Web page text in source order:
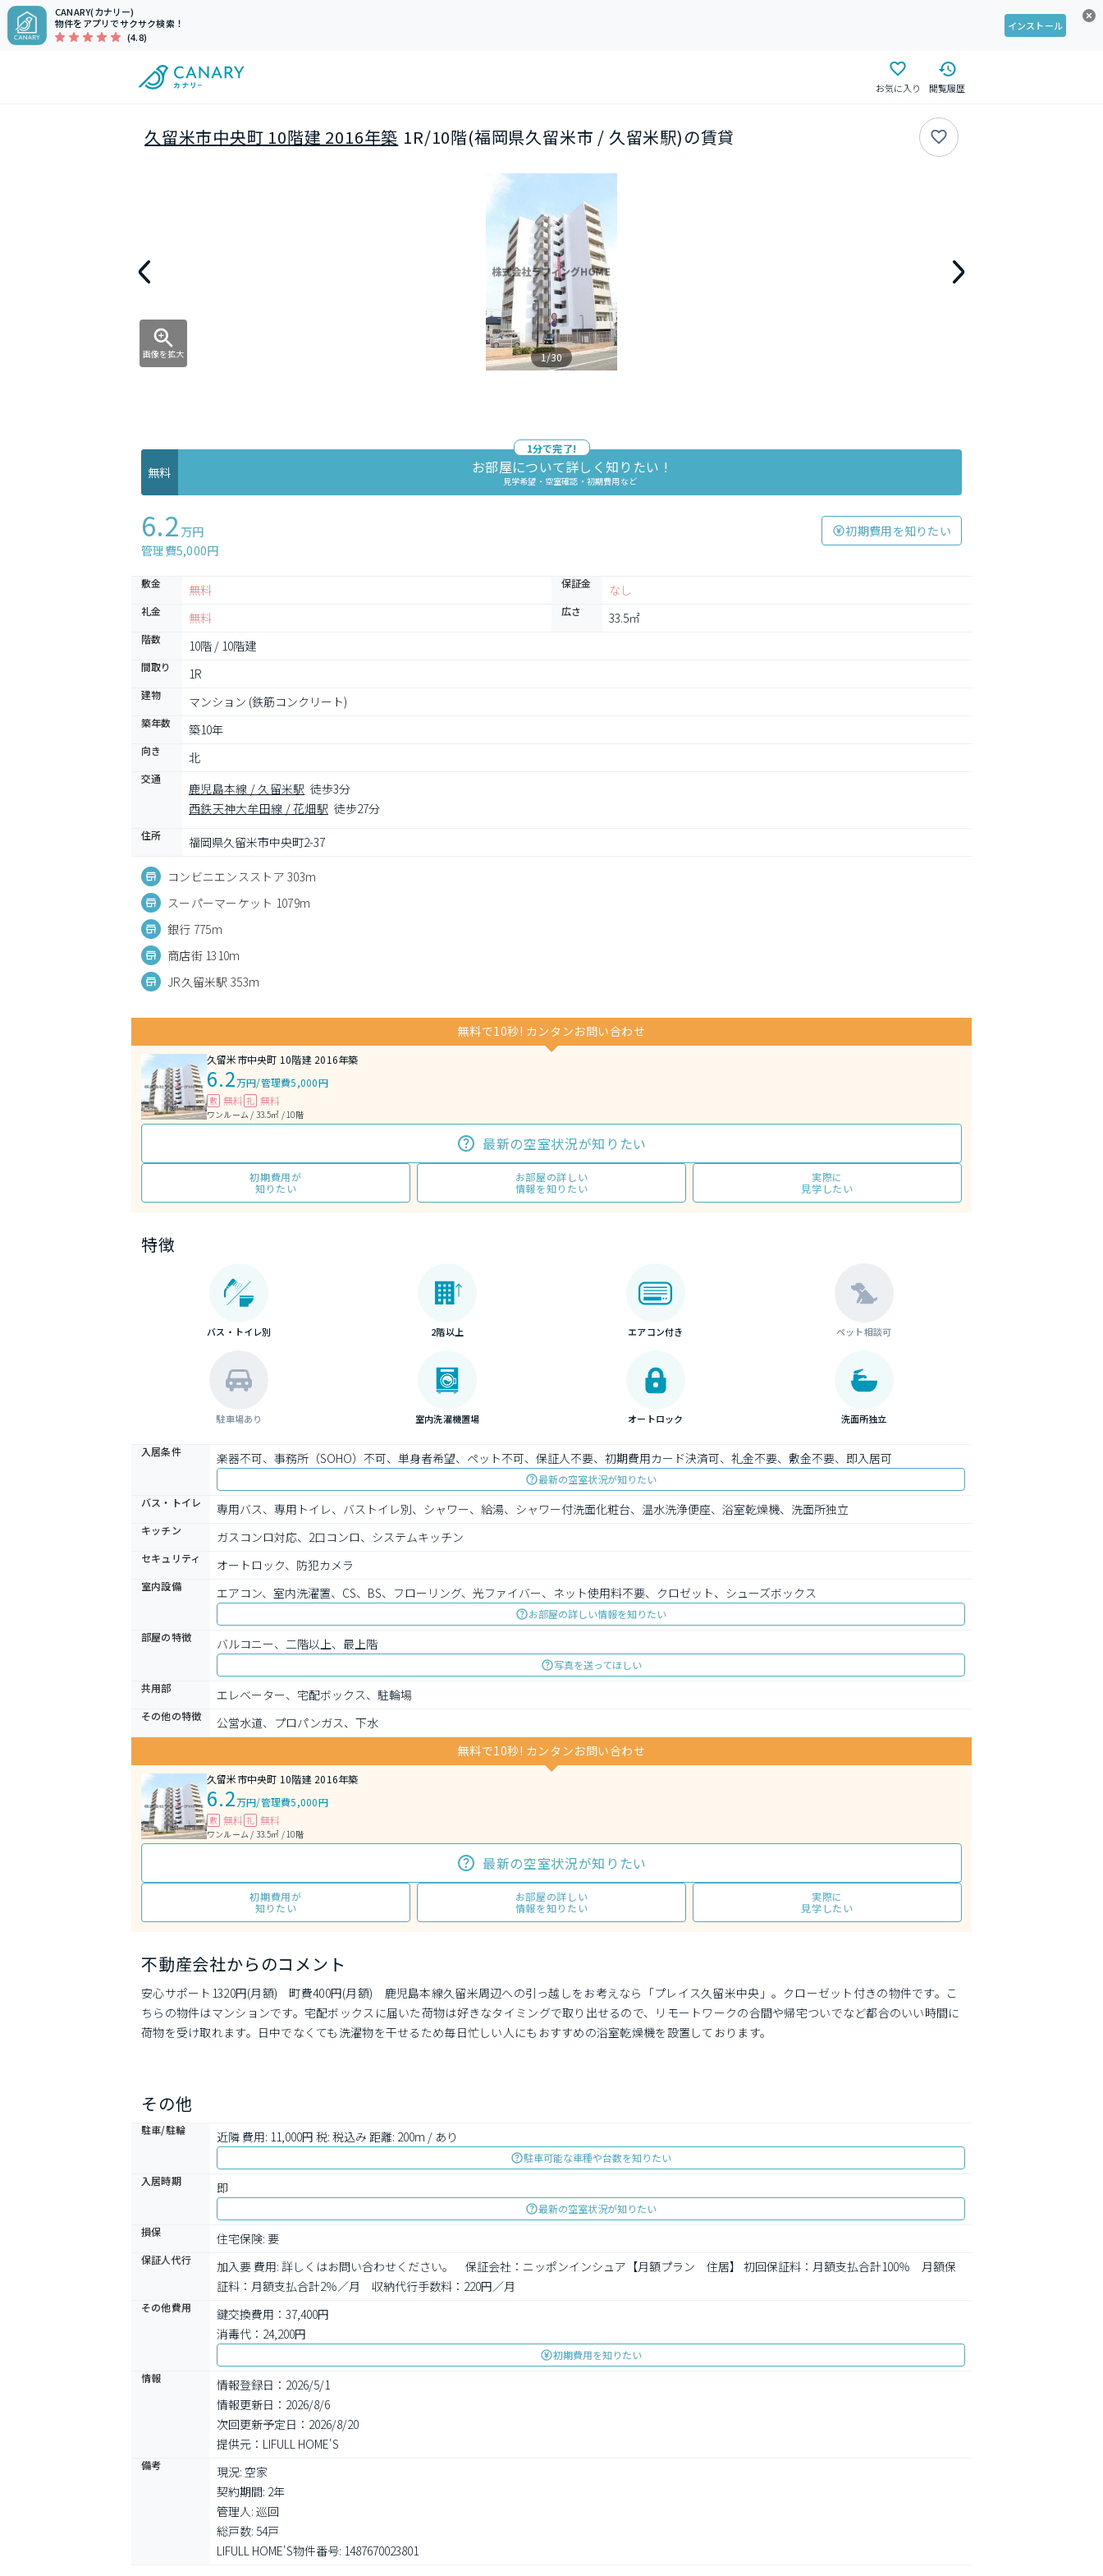
CANARY(カナリー)
物件をアプリでサクサク検索！
(4.8)
インストール
お気に入り 閲覧履歴
久留米市中央町 10階建 2016年築 1R/10階(福岡県久留米市 / 久留米駅)の賃貸
画像を拡大 1/30
1分で完了!
無料 お部屋について詳しく知りたい !
見学希望・空室確認・初期費用など
6.2 万円
管理費5,000円
初期費用を知りたい
敷金 無料 保証金 なし
礼金 無料 広さ 33.5㎡
階数 10階 / 10階建
間取り 1R
建物 マンション (鉄筋コンクリート)
築年数 築10年
向き 北
交通
鹿児島本線 / 久留米駅 徒歩3分
西鉄天神大牟田線 / 花畑駅 徒歩27分
住所 福岡県久留米市中央町2-37
コンビニエンスストア 303m
スーパーマーケット 1079m
銀行 775m
商店街 1310m
JR久留米駅 353m
無料で10秒! カンタンお問い合わせ
久留米市中央町 10階建 2016年築
6.2万円/管理費5,000円
敷 無料 礼 無料
ワンルーム / 33.5㎡ / 10階
最新の空室状況が知りたい
初期費用が
知りたい
お部屋の詳しい
情報を知りたい
実際に
見学したい
特徴
バス・トイレ別 2階以上 エアコン付き ペット相談可
駐車場あり 室内洗濯機置場 オートロック 洗面所独立
入居条件 楽器不可、事務所（SOHO）不可、単身者希望、ペット不可、保証人不要、初期費用カード決済可、礼金不要、敷金不要、即入居可
最新の空室状況が知りたい
バス・トイレ
専用バス、専用トイレ、バストイレ別、シャワー、給湯、シャワー付洗面化粧台、温水洗浄便座、浴室乾燥機、洗面所独立
キッチン ガスコンロ対応、2口コンロ、システムキッチン
セキュリティ オートロック、防犯カメラ
室内設備 エアコン、室内洗濯置、CS、BS、フローリング、光ファイバー、ネット使用料不要、クロゼット、シューズボックス
お部屋の詳しい情報を知りたい
部屋の特徴
バルコニー、二階以上、最上階
写真を送ってほしい
共用部
エレベーター、宅配ボックス、駐輪場
その他の特徴
公営水道、プロパンガス、下水
無料で10秒! カンタンお問い合わせ
久留米市中央町 10階建 2016年築
6.2万円/管理費5,000円
敷 無料 礼 無料
ワンルーム / 33.5㎡ / 10階
最新の空室状況が知りたい
初期費用が
知りたい
お部屋の詳しい
情報を知りたい
実際に
見学したい
不動産会社からのコメント
安心サポート1320円(月額)　町費400円(月額)　鹿児島本線久留米周辺への引っ越しをお考えなら「プレイス久留米中央」。クローゼット付きの物件です。こ
ちらの物件はマンションです。宅配ボックスに届いた荷物は好きなタイミングで取り出せるので、リモートワークの合間や帰宅ついでなど都合のいい時間に
荷物を受け取れます。日中でなくても洗濯物を干せるため毎日忙しい人にもおすすめの浴室乾燥機を設置しております。
その他
駐車/駐輪 近隣 費用: 11,000円 税: 税込み 距離: 200m / あり
駐車可能な車種や台数を知りたい
入居時期
即
最新の空室状況が知りたい
損保
住宅保険: 要
保証人代行
加入要 費用: 詳しくはお問い合わせください。　保証会社：ニッポンインシュア【月額プラン　住居】 初回保証料：月額支払合計100％　月額保
証料：月額支払合計2％／月　収納代行手数料：220円／月
その他費用
鍵交換費用：37,400円
消毒代：24,200円
初期費用を知りたい
情報
情報登録日：2026/5/1
情報更新日：2026/8/6
次回更新予定日：2026/8/20
提供元：LIFULL HOME'S
備考
現況: 空家
契約期間: 2年
管理人: 巡回
総戸数: 54戸
LIFULL HOME'S物件番号: 1487670023801